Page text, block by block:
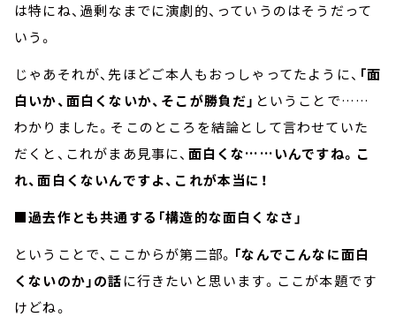
は特にね、過剰なまでに演劇的、っていうのはそうだって
いう。
じゃあそれが、先ほどご本人もおっしゃってたように、 「面
白いか、面白くないか、そこが勝負だ」 ということで……
わかりました。そこのところを結論として言わせていた
だくと、これがまあ見事に、 面白くな……いんですね。こ
れ、面白くないんですよ、これが本当に！
■過去作とも共通する「構造的な面白くなさ」
ということで、ここからが第二部。 「なんでこんなに面白
くないのか」の話に行きたいと思います。ここが本題です
けどね。